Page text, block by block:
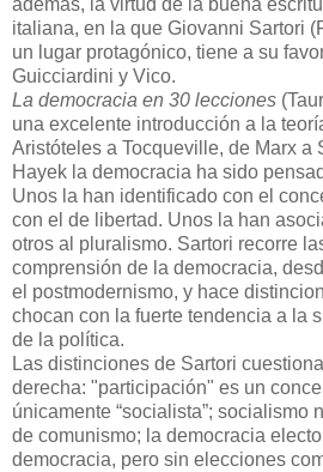
italiana, en la que Giovanni Sartori
un lugar protagónico, tiene a su
Guicciardini y Vico.
La democracia en 30 lecciones
una excelente introducción a la
Aristóteles a Tocqueville, de Marx a
Hayek la democracia ha sido
Unos la han identificado con el
con el de libertad. Unos la han
otros al pluralismo. Sartori recorre
comprensión de la democracia,
el postmodernismo, y hace
chocan con la fuerte tendencia a la
de la política.
Las distinciones de Sartori
derecha: "participación" es un
únicamente “socialista”; socialismo
de comunismo; la democracia
democracia, pero sin elecciones